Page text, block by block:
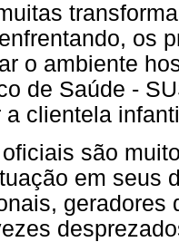
os
o ambiente
de Saúde -
a clientela
são
em seus
geradores